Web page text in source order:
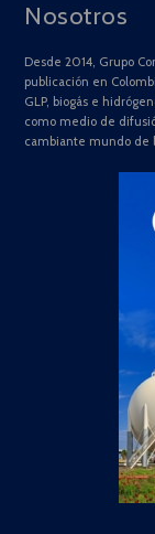
Nosotros
Desde 2014, Grupo
publicación en
GLP, biogás e
como medio de
cambiante mundo de